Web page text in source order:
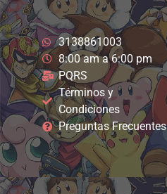
3138861003
8:00 am a 6:00 pm
PQRS
Términos y
Condiciones
Preguntas Frecuentes